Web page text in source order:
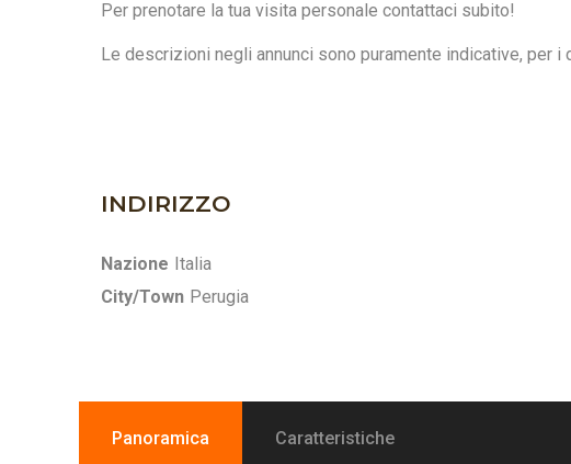
Per prenotare la tua visita personale contattaci subito!
Le descrizioni negli annunci sono puramente indicative,
INDIRIZZO
Nazione Italia
City/Town Perugia
Panoramica Caratteristiche